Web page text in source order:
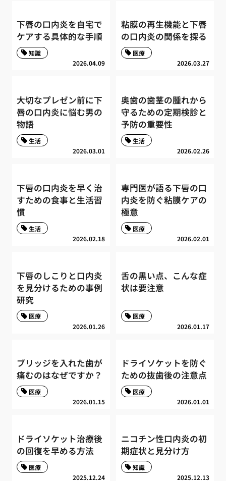
下唇の口内炎を自宅で
ケアする具体的な手順
2026.04.09
知識
粘膜の再生機能と下唇
の口内炎の関係を探る
2026.03.27
医療
大切なプレゼン前に下
唇の口内炎に悩む男の
物語
2026.03.01
生活
奥歯の歯茎の腫れから
守るための定期検診と
予防の重要性
2026.02.26
生活
下唇の口内炎を早く治
すための食事と生活習
慣
2026.02.18
生活
専門医が語る下唇の口
内炎を防ぐ粘膜ケアの
極意
2026.02.01
医療
下唇のしこりと口内炎
を見分けるための事例
研究
2026.01.26
医療
舌の黒い点、こんな症
状は要注意
2026.01.17
医療
ブリッジを入れた歯が
痛むのはなぜですか？
2026.01.15
医療
ドライソケットを防ぐ
ための抜歯後の注意点
2026.01.01
医療
ドライソケット治療後
の回復を早める方法
2025.12.24
医療
ニコチン性口内炎の初
期症状と見分け方
2025.12.13
知識